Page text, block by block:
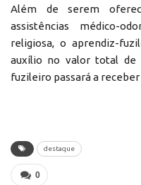
Além de serem
assistências médico-
religiosa, o aprendiz-
auxílio no valor total de
fuzileiro passará a receber
destaque
0